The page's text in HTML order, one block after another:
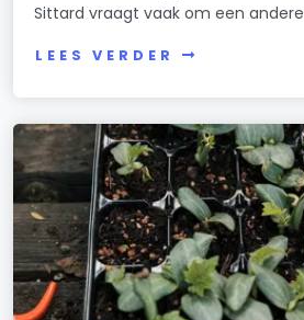
Sittard vraagt vaak om een
LEES VERDER